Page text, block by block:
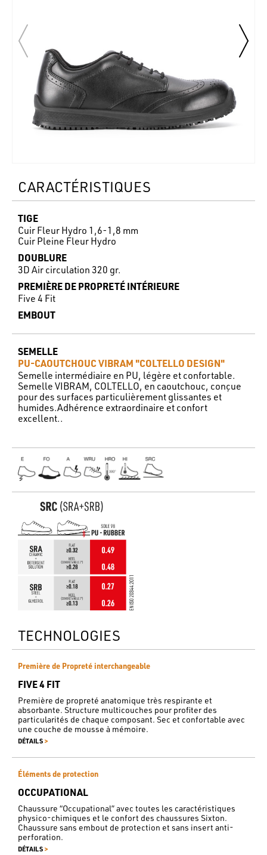
CARACTÉRISTIQUES
TIGE
Cuir Fleur Hydro 1,6-1,8 mm
Cuir Pleine Fleur Hydro
DOUBLURE
3D Air circulation 320 gr.
PREMIÈRE DE PROPRETÉ INTÉRIEURE
Five 4 Fit
EMBOUT
SEMELLE
PU-CAOUTCHOUC VIBRAM "COLTELLO DESIGN"
Semelle intermédiaire en PU, légère et confortable.
Semelle VIBRAM, COLTELLO, en caoutchouc, conçue
pour des surfaces particulièrement glissantes et
humides.Adhérence extraordinaire et confort
excellent..
TECHNOLOGIES
Première de Propreté interchangeable
FIVE 4 FIT
Première de propreté anatomique très respirante et
absorbante. Structure multicouches pour profiter des
particularités de chaque composant. Sec et confortable avec
une couche de mousse à mémoire.
DÉTAILS >
Éléments de protection
OCCUPATIONAL
Chaussure “Occupational” avec toutes les caractéristiques
physico-chimiques et le confort des chaussures Sixton.
Chaussure sans embout de protection et sans insert anti-
perforation.
DÉTAILS >